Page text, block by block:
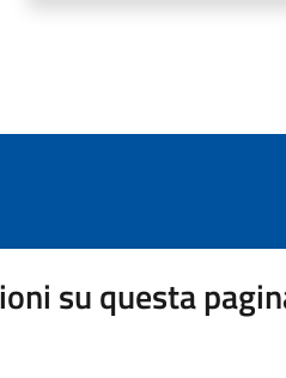
su questa